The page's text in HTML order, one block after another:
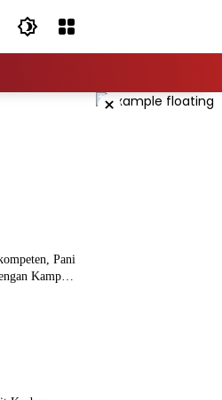
×
Pani
Kampus-